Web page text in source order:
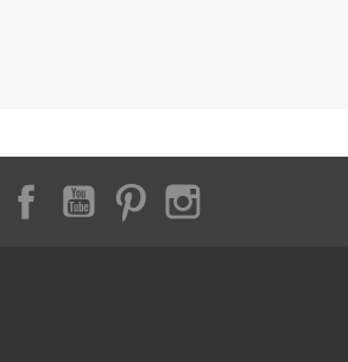
FacebookYouTubePinterest